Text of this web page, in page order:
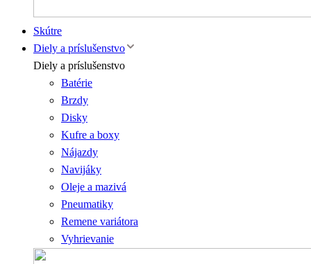
Skútre
Diely a príslušenstvo
Diely a príslušenstvo
Batérie
Brzdy
Disky
Kufre a boxy
Nájazdy
Navijáky
Oleje a mazivá
Pneumatiky
Remene variátora
Vyhrievanie